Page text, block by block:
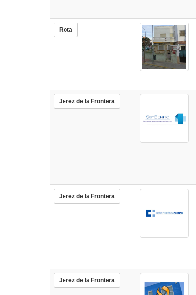
Rota
Jerez de la Frontera
Jerez de la Frontera
Jerez de la Frontera